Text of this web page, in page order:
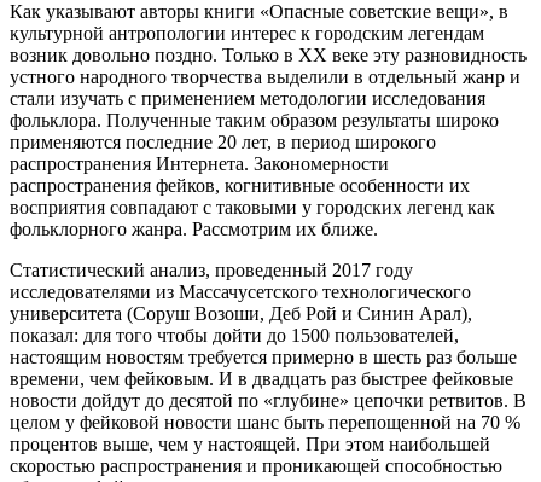
Как указывают авторы книги «Опасные советские вещи», в
культурной антропологии интерес к городским легендам
возник довольно поздно. Только в ХХ веке эту разновидность
устного народного творчества выделили в отдельный жанр и
стали изучать с применением методологии исследования
фольклора. Полученные таким образом результаты широко
применяются последние 20 лет, в период широкого
распространения Интернета. Закономерности
распространения фейков, когнитивные особенности их
восприятия совпадают с таковыми у городских легенд как
фольклорного жанра. Рассмотрим их ближе.
Статистический анализ, проведенный 2017 году
исследователями из Массачусетского технологического
университета (Соруш Возоши, Деб Рой и Синин Арал),
показал: для того чтобы дойти до 1500 пользователей,
настоящим новостям требуется примерно в шесть раз больше
времени, чем фейковым. И в двадцать раз быстрее фейковые
новости дойдут до десятой по «глубине» цепочки ретвитов. В
целом у фейковой новости шанс быть перепощенной на 70 %
процентов выше, чем у настоящей. При этом наибольшей
скоростью распространения и проникающей способностью